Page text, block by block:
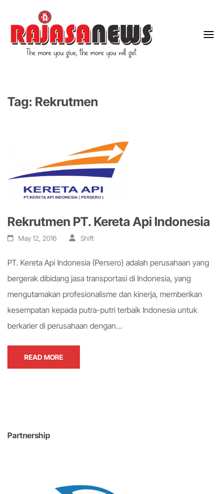
Tag: Rekrutmen
Rekrutmen PT. Kereta Api Indonesia
May 12, 2016 Shift
PT. Kereta Api Indonesia (Persero) adalah perusahaan yang
bergerak dibidang jasa transportasi di Indonesia, yang
mengutamakan profesionalisme dan kinerja, memberikan
kesempatan kepada putra-putri terbaik Indonesia untuk
berkarier di perusahaan dengan…
READ MORE
Partnership